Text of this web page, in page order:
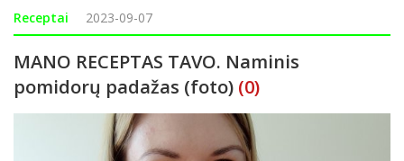
nors vis užauga per daug – ne išimtis ir cukinijos. Kažkada,
turėdama da
Receptai 2023-09-07
MANO RECEPTAS TAVO. Naminis
pomidorų padažas (foto) (0)